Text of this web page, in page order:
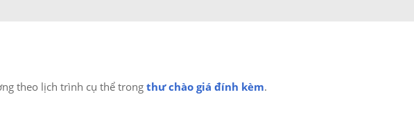
theo lịch trình cụ thể trongthư chào giá đính kèm.